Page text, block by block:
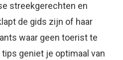
streekgerechten en
de gids zijn of haar
waar geen toerist te
geniet je optimaal van